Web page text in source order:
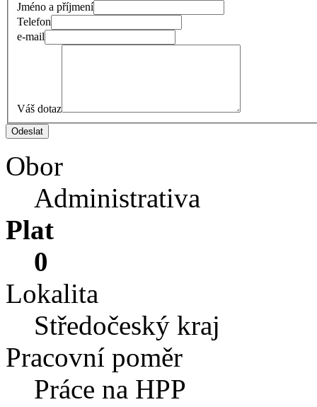
Jméno a příjmení
Telefon
e-mail
Váš dotaz
Obor
Administrativa
Plat
0
Lokalita
Středočeský kraj
Pracovní poměr
Práce na HPP